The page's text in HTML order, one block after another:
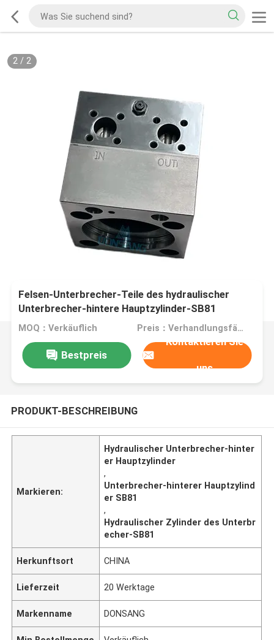
2/ 2
Felsen-Unterbrecher-Teile des hydraulischer
Unterbrecher-hintere Hauptzylinder-SB81
hydraulische
MOQ：Verkäuflich Preis：Verhandlungsfähig
Bestpreis
Kontaktieren Sie
uns
PRODUKT-BESCHREIBUNG
Markieren:
Hydraulischer Unterbrecher-hinter
er Hauptzylinder
,
Unterbrecher-hinterer Hauptzylind
er SB81
,
Hydraulischer Zylinder des Unterbr
echer-SB81
Herkunftsort CHINA
Lieferzeit 20 Werktage
Markenname DONSANG